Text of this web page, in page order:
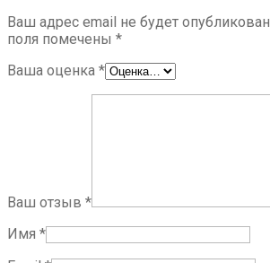
Ваш адрес email не будет опубликован.
поля помечены *
Ваша оценка *
Ваш отзыв *
Имя *